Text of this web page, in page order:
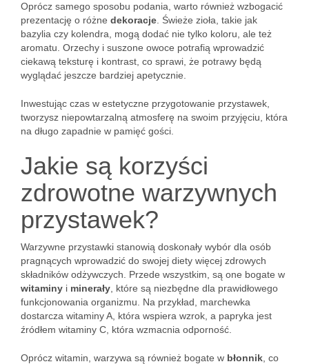
Oprócz samego sposobu podania, warto również wzbogacić
prezentację o różne dekoracje . Świeże zioła, takie jak
bazylia czy kolendra, mogą dodać nie tylko koloru, ale też
aromatu. Orzechy i suszone owoce potrafią wprowadzić
ciekawą teksturę i kontrast, co sprawi, że potrawy będą
wyglądać jeszcze bardziej apetycznie.
Inwestując czas w estetyczne przygotowanie przystawek,
tworzysz niepowtarzalną atmosferę na swoim przyjęciu, która
na długo zapadnie w pamięć gości.
Jakie są korzyści
zdrowotne warzywnych
przystawek?
Warzywne przystawki stanowią doskonały wybór dla osób
pragnących wprowadzić do swojej diety więcej zdrowych
składników odżywczych. Przede wszystkim, są one bogate w
witaminy i minerały , które są niezbędne dla prawidłowego
funkcjonowania organizmu. Na przykład, marchewka
dostarcza witaminy A, która wspiera wzrok, a papryka jest
źródłem witaminy C, która wzmacnia odporność.
Oprócz witamin, warzywa są również bogate w błonnik , co